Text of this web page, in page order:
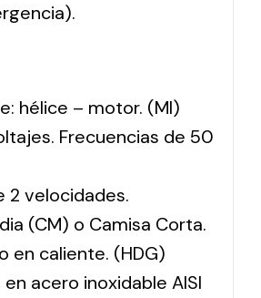
hélice – motor. (MI)
Frecuencias de 50
2 velocidades.
(CM) o Camisa Corta.
en caliente. (HDG)
acero inoxidable AISI